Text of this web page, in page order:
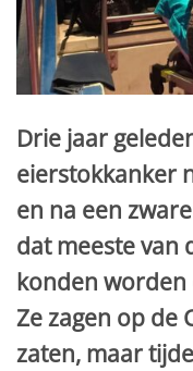
Drie jaar
eierstokkanker
en na een
dat meeste van
konden worden
Ze zagen op de
zaten, maar